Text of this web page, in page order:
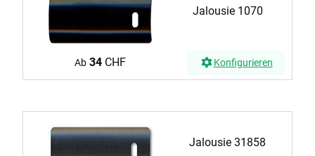
Jalousie 1070
Ab 34 CHF Konfigurieren
Jalousie 31858